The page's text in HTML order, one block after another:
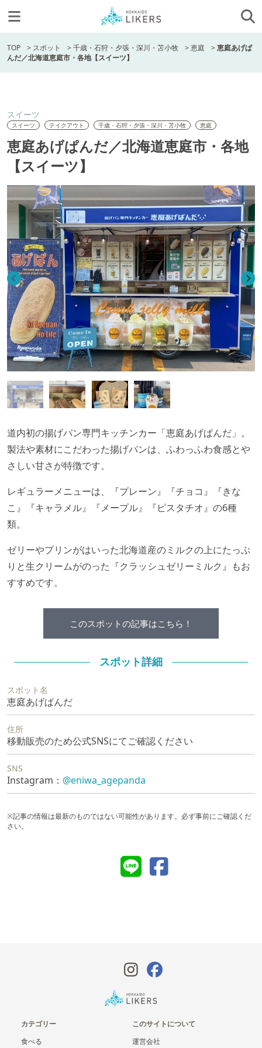
TOP > スポット >千歳・石狩・夕張・深川・苫小牧 >恵庭 >恵庭あげぱ
んだ／北海道恵庭市・各地【スイーツ】
スイーツ
スイーツ テイクアウト 千歳・石狩・夕張・深川・苫小牧 恵庭
恵庭あげぱんだ／北海道恵庭市・各地
【スイーツ】
道内初の揚げパン専門キッチンカー「恵庭あげぱんだ」。
製法や素材にこだわった揚げパンは、ふわっふわ食感とや
さしい甘さが特徴です。
レギュラーメニューは、『プレーン』『チョコ』『きな
こ』『キャラメル』『メープル』『ピスタチオ』の6種
類。
ゼリーやプリンがはいった北海道産のミルクの上にたっぷ
りと生クリームがのった『クラッシュゼリーミルク』もお
すすめです。
このスポットの記事はこちら！
スポット詳細
スポット名
恵庭あげぱんだ
住所
移動販売のため公式SNSにてご確認ください
SNS
Instagram： @eniwa_agepanda
※記事の情報は最新のものではない可能性があります。必ず事前にご確認くだ
さい。
カテゴリー
食べる
このサイトについて
運営会社